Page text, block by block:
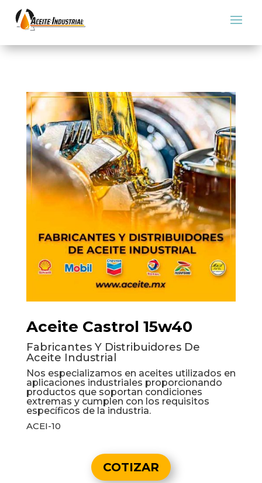
Aceite Castrol 15w40
Fabricantes Y Distribuidores De
Aceite Industrial
Nos especializamos en aceites utilizados en
aplicaciones industriales proporcionando
productos que soportan condiciones
extremas y cumplen con los requisitos
específicos de la industria.
ACEI-10
COTIZAR